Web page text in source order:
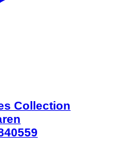
Collection